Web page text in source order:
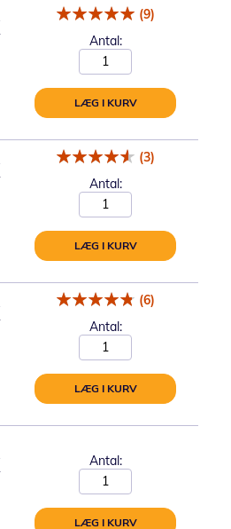
(9)
Antal:
LÆG I KURV
(3)
Antal:
LÆG I KURV
(6)
Antal:
LÆG I KURV
Antal:
LÆG I KURV